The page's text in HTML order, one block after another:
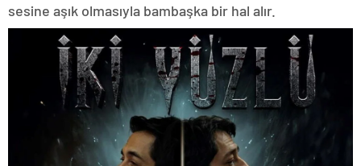
sesine aşık olmasıyla bambaşka bir hal alır.